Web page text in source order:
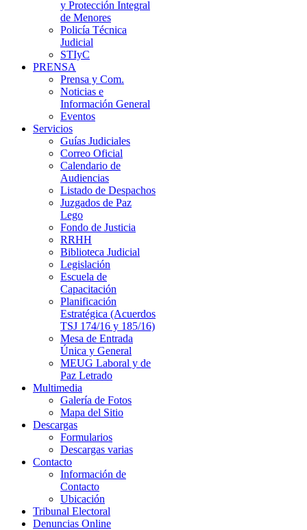
y Protección Integral
de Menores
Policía Técnica
Judicial
STIyC
PRENSA
Prensa y Com.
Noticias e
Información General
Eventos
Servicios
Guías Judiciales
Correo Oficial
Calendario de
Audiencias
Listado de Despachos
Juzgados de Paz
Lego
Fondo de Justicia
RRHH
Biblioteca Judicial
Legislación
Escuela de
Capacitación
Planificación
Estratégica (Acuerdos
TSJ 174/16 y 185/16)
Mesa de Entrada
Única y General
MEUG Laboral y de
Paz Letrado
Multimedia
Galería de Fotos
Mapa del Sitio
Descargas
Formularios
Descargas varias
Contacto
Información de
Contacto
Ubicación
Tribunal Electoral
Denuncias Online